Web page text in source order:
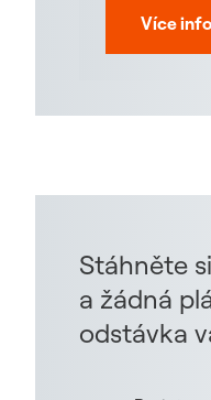
Více
Stáhněte
a žádná
odstávka